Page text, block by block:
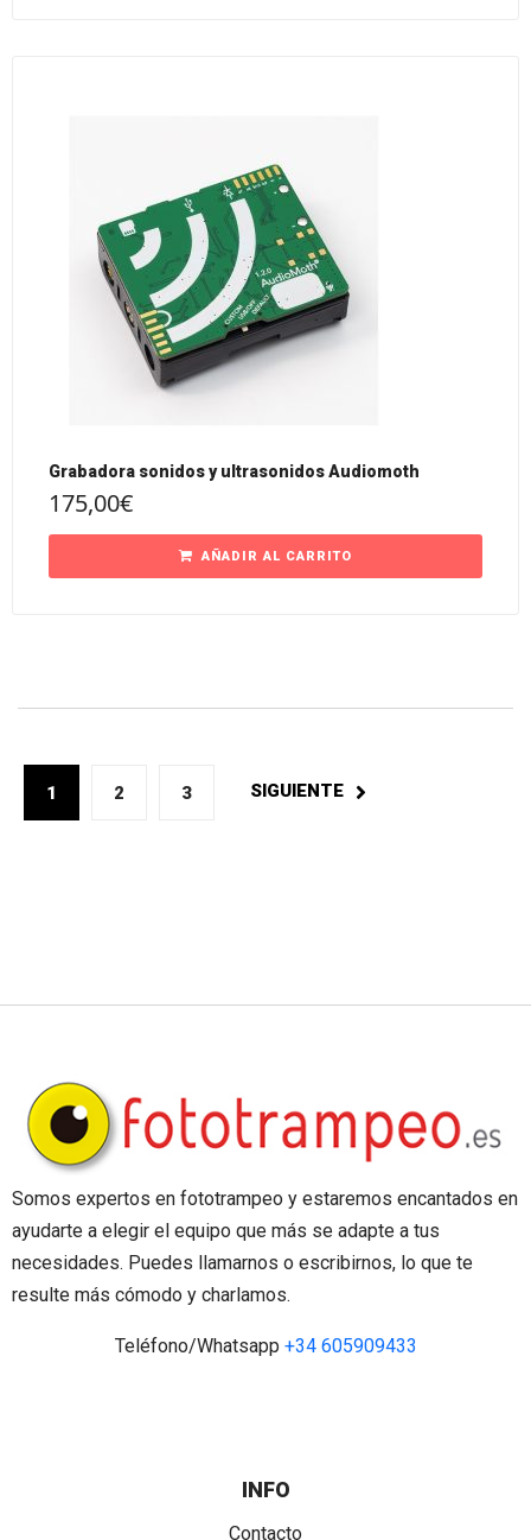
Grabadora sonidos y ultrasonidos Audiomoth
175,00€
AÑADIR AL CARRITO
1 2 3 SIGUIENTE
Somos expertos en fototrampeo y estaremos encantados en
ayudarte a elegir el equipo que más se adapte a tus
necesidades. Puedes llamarnos o escribirnos, lo que te
resulte más cómodo y charlamos.
Teléfono/Whatsapp +34 605909433
INFO
Contacto